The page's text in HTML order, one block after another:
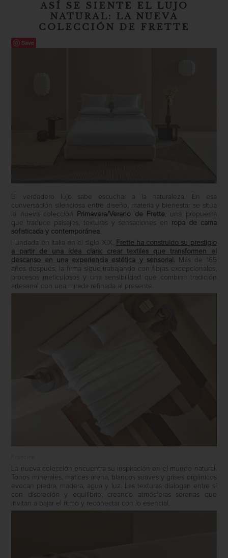
ASÍ SE SIENTE EL LUJO
NATURAL: LA NUEVA
COLECCIÓN DE FRETTE
Save
El verdadero lujo sabe escuchar a la naturaleza. En esa
conversación silenciosa entre diseño, materia y bienestar se sitúa
la nueva colección
Primavera/Verano de Frette, una propuesta
que traduce paisajes, texturas y sensaciones en ropa de cama
sofisticada y contemporánea.
Fundada en Italia en el siglo XIX, Frette ha construido su prestigio
a partir de una idea clara: crear textiles que transformen el
descanso en una experiencia estética y sensorial. Más de 165
años después, la firma sigue trabajando con fibras excepcionales,
procesos meticulosos y una sensibilidad que combina tradición
artesanal con una mirada refinada al presente.
La nueva colección encuentra su inspiración en el mundo natural.
Tonos minerales, matices arena, blancos suaves y grises orgánicos
evocan piedra, madera, agua y luz. Las texturas dialogan entre sí
con discreción y equilibrio, creando atmósferas serenas que
invitan a bajar el ritmo y reconectar con lo esencial.